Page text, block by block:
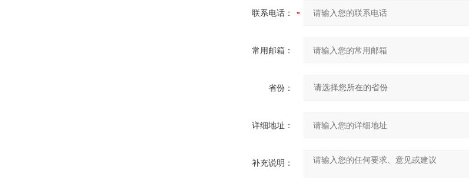
联系电话：
常用邮箱：
省份：
详细地址：
补充说明：